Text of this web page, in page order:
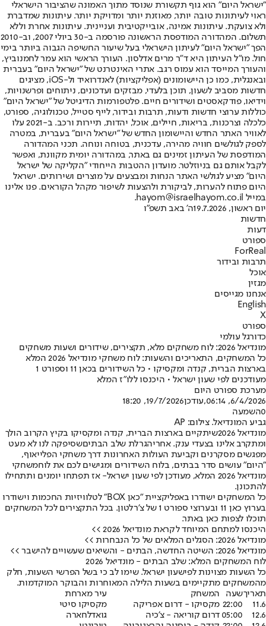
"ישראל היום" הוא גוף תקשורת שנוסד מתוך האמונה שהציבור הישראלי
ראוי לעיתונות טובה יותר, מאוזנת יותר ומדויקת יותר. עיתונות שמדברת
ולא צועקת. עיתונות אמינה, אובייקטיבית ועניינית. עיתונות אחרת וללא
תשלום. המהדורה המודפסת הראשונה פורסמה ב-30 ביולי 2007, וב-2010
הפך "ישראל היום" לעיתון הישראלי בעל שיעור החשיפה הגבוה ביותר בימי
חול. מו"ל העיתון היא ד"ר מרים אדלסון. העורך הראשי הוא עמר לחמנוביץ,
והעורך המייסד הוא עמוס רגב. אתרי האינטרנט של "ישראל היום" בעברית
ובאנגלית, כמו כן היישומונים (אפליקציות) לאנדרואיד ול-iOS, מציגים
חדשות מסביב לשעון, תוכן בלעדי, מבזקים ועדכונים, ניתוחים ופרשנויות,
וידיאו, פודקאסטים ושידורים חיים. פלטפורמות הדיגיטל של "ישראל היום"
כוללות ערוצי חדשות ודעות, תרבות ובידור, לייף סטייל, טכנולוגיה, ספורט,
כלכלה וצרכנות, בריאות, חיילים, אוכל, יהדות, תיירות ורכב. ב-2021 עלו
לאוויר האתר החדש והיישומון החדש של "ישראל היום" בעברית, במטרה
לספק לגולשים חוויה מהירה, עדכנית, בטוחה ונוחה. תכני המהדורה
המודפסת של העיתון זמינים גם באתר, במהדורה יומית מקוונת, ואפשר
לקבל אותם גם בניוזלטר. מועדון ההטבות הייחודי "הקליקה של ישראל
היום" מציע לגולשי האתר הנחות ומבצעים על מוצרים ושירותים. ישראל
היום פתוח להערות, לביקורת ולהצעות לשיפור מקהל הקוראים. פנו אלינו
במייל hayom@israelhayom.co.il.
יום ראשון, 19.7.2026
ה' באב תשפ"ו
חדשות
דעות
ספורט
ForReal
תרבות ובידור
אוכל
מגזין
אנחנו מגייסים
English
X
ספורט
כדורגל עולמי
מונדיאל 2026: לוח משחקים מלא, תקצירים, שידורים ושעות משחקים
כל המשחקים, התאריכים והשעות: לוח משחקי מונדיאל 2026 המלא
בארצות הברית, קנדה ומקסיקו • כל השידורים בכאן 11 וספורט 1
מעודכנים לפי שעון ישראל • היכנסו ללו"ז המלא
מערכת ספורט היום
6/4/2026, 06:14
,עודכן19/7/2026, 18:20
0השמעה
גביע המונדיאל. צילום: AP
מונדיאל 2026
שיתקיים בארצות הברית, קנדה ומקסיקו בקיץ הקרוב הולך
ומתקרב אלינו בצעדי ענק. אחריהגרלת שלב הבתיםשסיפקה לנו לא מעט
מפגשים מסקרנים וקביעת העולות האחרונות דרך משחקי הפלייאוף,
"היום" עושים סדר בבתים, בלוח השידורים ומגישים לכם את לוחמשחקי
מונדיאל 2026 המלא, מעודכן לפי שעון ישראל
- אז תפתחו יומנים ותתחילו
להתכונן.
כל המשחקים ישודרו באפליקציית "כאן BOX" לטלוויזיות החכמות וישודרו
בערוץ כאן 11 ובערוצי ספורט 1 של צ'רלטון. בכל התקצירים לכל המשחקים
תוכלו לצפות כאן באתר.
היכנסו למתחם המיוחד לקראת מונדיאל 2026 >>
מונדיאל 2026: הסגלים המלאים של כל הנבחרות >>
מונדיאל 2026: השיטה החדשה, הבתים - והשיאים שעשויים להישבר >>
לוח המשחקים המלא: שלב הבתים - מונדיאל 2026
כל השעות מצוינות לפישעון ישראל. שימו לב כי בשל הפרשי השעות, חלק
מהמשחקים מתקיימים בשעות הלילה המאוחרות והבוקר המוקדמות.
תאריךשעה המשחק
עיר מארחת
11.6
22:00 מקסיקו - דרום אפריקה
מקסיקו סיטי
12.6
05:00 דרום קוריאה - צ'כיה
גואדלחארה